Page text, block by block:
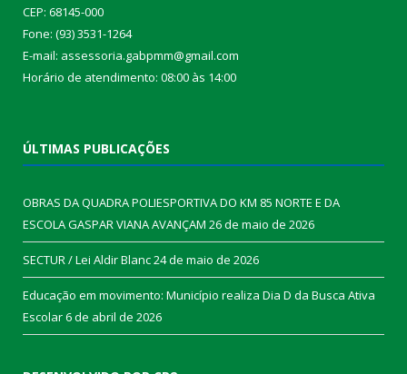
CEP: 68145-000
Fone: (93) 3531-1264
E-mail: assessoria.gabpmm@gmail.com
Horário de atendimento: 08:00 às 14:00
ÚLTIMAS PUBLICAÇÕES
OBRAS DA QUADRA POLIESPORTIVA DO KM 85 NORTE E DA
ESCOLA GASPAR VIANA AVANÇAM 26 de maio de 2026
SECTUR / Lei Aldir Blanc24 de maio de 2026
Educação em movimento: Município realiza Dia D da Busca Ativa
Escolar6 de abril de 2026